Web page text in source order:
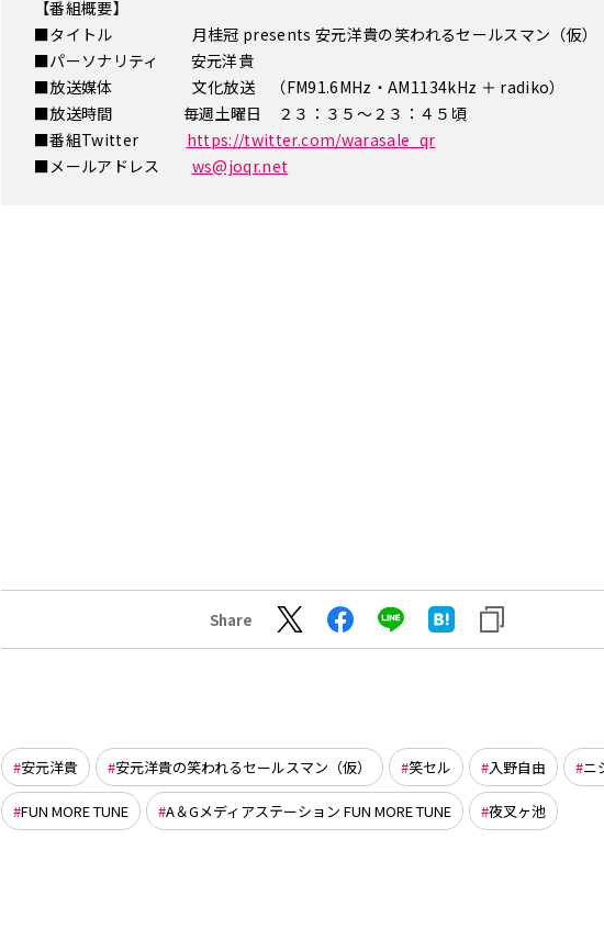
【番組概要】
■タイトル 月桂冠 presents 安元洋貴の笑われるセールスマン（仮）
■パーソナリティ 安元洋貴
■放送媒体 文化放送 （FM91.6MHz・AM1134kHz ＋ radiko）
■放送時間 毎週土曜日 ２３：３５～２３：４５頃
■番組Twitter https://twitter.com/warasale_qr
■メールアドレス ws@joqr.net
Share
安元洋貴 安元洋貴の笑われるセールスマン（仮） 笑セル 入野自由 ニ
FUN MORE TUNE A＆Gメディアステーション FUN MORE TUNE 夜叉ヶ池